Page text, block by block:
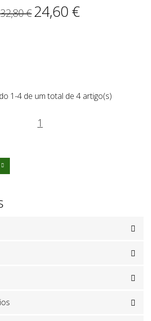




32,80 € 24,60 €
1-4 de um total de 4 artigo(s)
1
